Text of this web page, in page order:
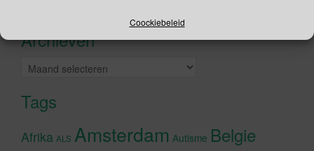
Coockiebeleid
accepteren en deze inhoud in te
schakelen
Archieven
Archieven
Tags
Afrika ALS Amsterdam Autisme Belgie